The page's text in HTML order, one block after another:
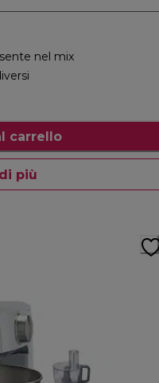
nel mix
carrello
più